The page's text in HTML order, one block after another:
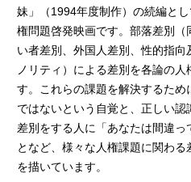
妹」（1994年度制作）の続編と
権問題啓発映画です。部落差別
い者差別、外国人差別、性的指
ノリティ）による差別を各論の
す。これらの課題を解決するた
ではないという自覚と、正しい認
差別をする人に「あなたは間違っ
となど、様々な人権課題に関わ
を描いています。